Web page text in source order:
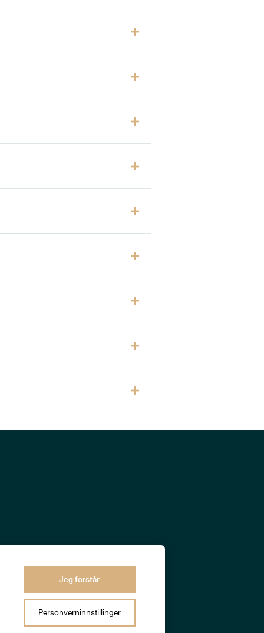
Jeg forstår
Personverninnstillinger